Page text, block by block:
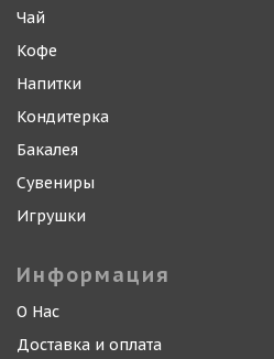
Чай
Кофе
Напитки
Кондитерка
Бакалея
Сувениры
Игрушки
Информация
О Нас
Доставка и оплата